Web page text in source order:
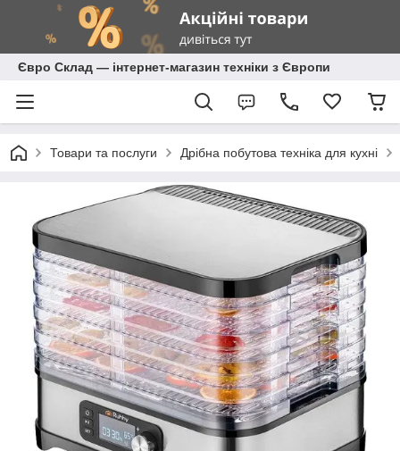
Євро Склад — інтернет-магазин техніки з Європи
Товари та послуги Дрібна побутова техніка для кухні